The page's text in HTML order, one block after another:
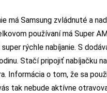
má Samsung zvládnuté a
používaní má Super
rýchle nabíjanie. S
Stačí pripojiť nabíjačku
Informácia o tom, že sa
tak nebude aktívne